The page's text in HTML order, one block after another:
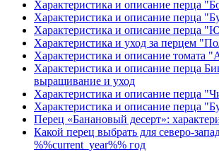
Характеристика и описание перца
Характеристика и описание перца
Характеристика и описание перца
Характеристика и уход за перцем
Характеристика и описание томата
Характеристика и описание перца
выращивание и уход
Характеристика и описание перца
Характеристика и описание перца
Перец «Банановый десерт»:
Какой перец выбрать для северо-
%%current_year%% год